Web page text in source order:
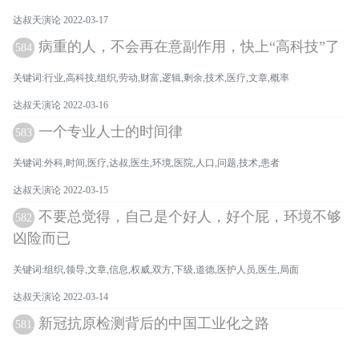
达叔天演论 2022-03-17
584 病重的人，不会再在意副作用，快上“高科技”了
关键词:行业,高科技,组织,劳动,财富,逻辑,剩余,技术,医疗,文章,概率
达叔天演论 2022-03-16
583 一个专业人士的时间律
关键词:外科,时间,医疗,达叔,医生,环境,医院,人口,问题,技术,患者
达叔天演论 2022-03-15
582 不要总觉得，自己是个好人，好个屁，环境不够
凶险而已
关键词:组织,领导,文章,信息,权威,双方,下级,道德,医护人员,医生,局面
达叔天演论 2022-03-14
581 新冠抗原检测背后的中国工业化之路